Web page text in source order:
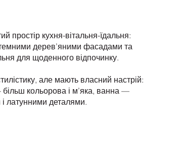
простір кухня-вітальня-їдальня:
дерев’яними фасадами та
для щоденного відпочинку.
але мають власний настрій:
кольорова і м’яка, ванна —
і латунними деталями.